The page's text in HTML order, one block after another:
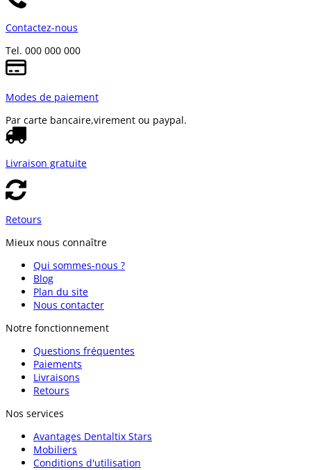
Contactez-nous
Tel. 000 000 000
Modes de paiement
Par carte bancaire,virement ou paypal.
Livraison gratuite
Retours
Mieux nous connaître
Qui sommes-nous ?
Blog
Plan du site
Nous contacter
Notre fonctionnement
Questions fréquentes
Paiements
Livraisons
Retours
Nos services
Avantages Dentaltix Stars
Mobiliers
Conditions d'utilisation